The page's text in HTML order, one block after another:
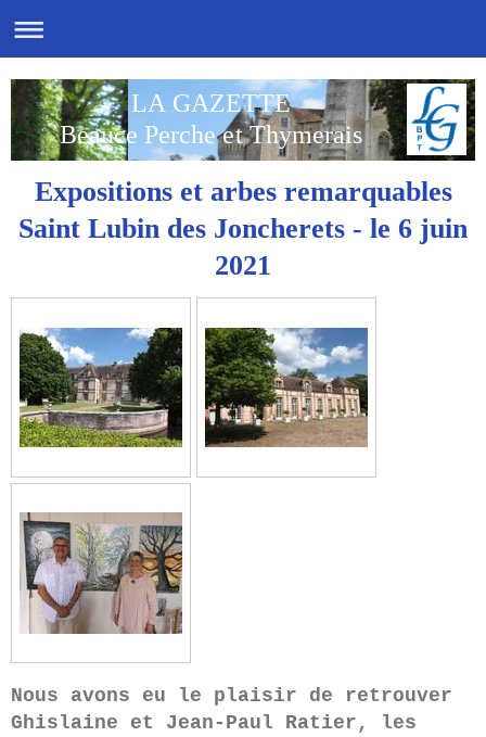
LA GAZETTE
Beauce Perche et Thymerais
Expositions et arbes remarquables
Saint Lubin des Joncherets - le 6 juin
2021
Nous avons eu le plaisir de retrouver
Ghislaine et Jean-Paul Ratier, les